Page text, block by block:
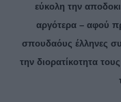
εύκολη την
αργότερα – αφού
σπουδαόυς έλληνες
την διορατίκοτητα